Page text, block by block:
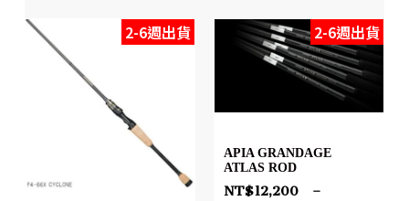
2-6週出貨 2-6週出貨
APIA GRANDAGE
ATLAS ROD
NT$12,200
–